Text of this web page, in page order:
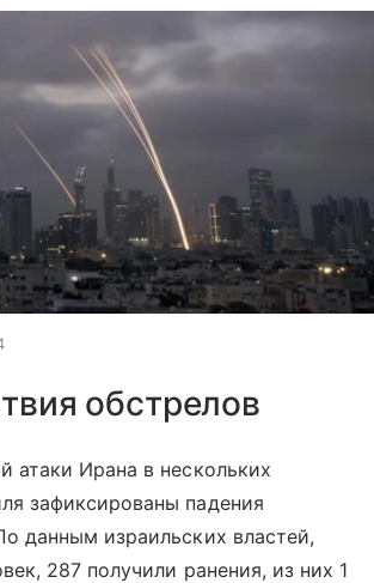
обстрелов
атаки Ирана в нескольких
зафиксированы падения
данным израильских властей,
287 получили ранения, из них 1